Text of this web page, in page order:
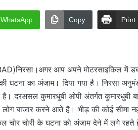
WhatsApp Copy Print
आप अपने मोटरसाइकिल में
घटना का अंजाम। दिया गया है। निरसा
दरअसल कुमारधुबी ओपी अंतर्गत कुमारधुबी
बाजार करने आते है। भीड़ की कोई सीमा
चोर चोरी के घटना को अंजाम देने में लगे रहते